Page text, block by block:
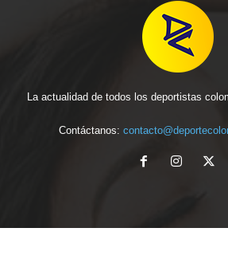
La actualidad de todos los deportistas
Contáctanos: